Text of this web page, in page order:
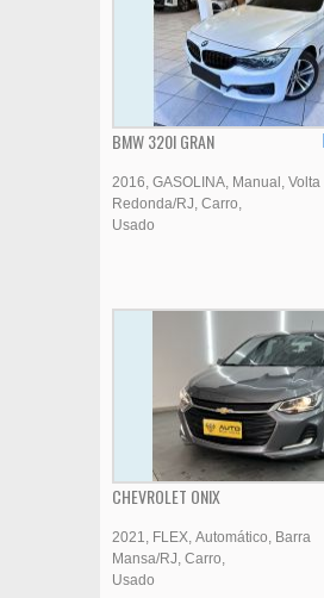
BMW 320I GRAN
2016 GASOLINA Manual
Volta
Redonda/RJ Carro
Usado
CHEVROLET ONIX
2021 FLEX Automático
Barra
Mansa/RJ Carro
Usado